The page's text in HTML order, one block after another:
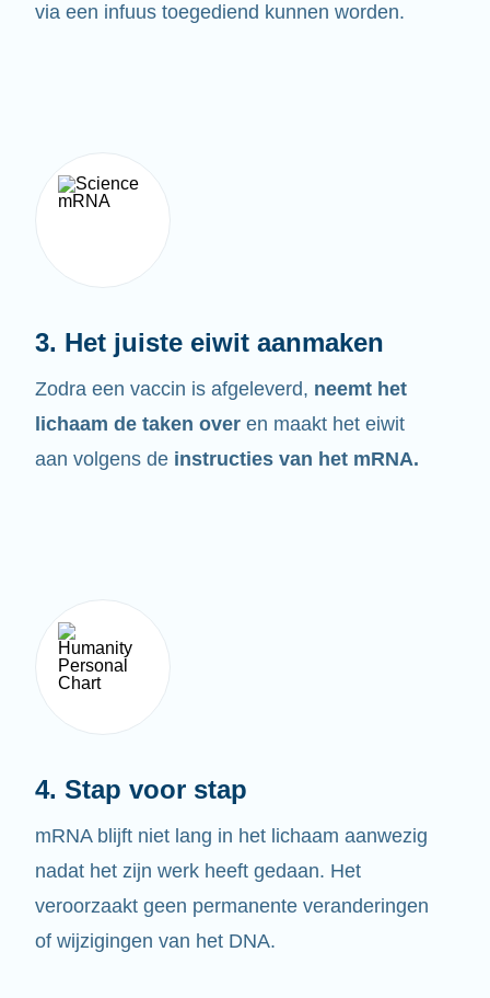
via een infuus toegediend kunnen worden.
3. Het juiste eiwit aanmaken
Zodra een vaccin is afgeleverd, neemt het
lichaam de taken over en maakt het eiwit
aan volgens de instructies van het mRNA.
4. Stap voor stap
mRNA blijft niet lang in het lichaam aanwezig
nadat het zijn werk heeft gedaan. Het
veroorzaakt geen permanente veranderingen
of wijzigingen van het DNA.